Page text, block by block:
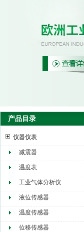
赫尔纳贸易（大连）有限公司
产品目录
仪器仪表
减震器
温度表
工业气体分析仪
液位传感器
温度传感器
位移传感器